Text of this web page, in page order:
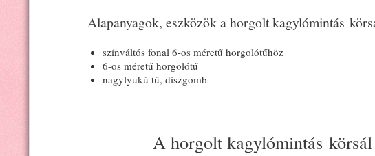
Alapanyagok, eszközök a horgolt kagylómintás
színváltós fonal 6-os méretű horgolótűhöz
6-os méretű horgolótű
nagylyukú tű, díszgomb
A horgolt kagylómintás körsál